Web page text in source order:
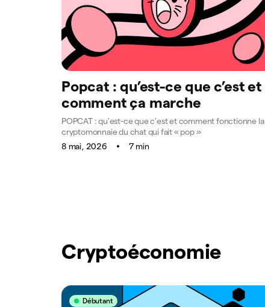
Popcat : qu’est-ce que c’est et
comment ça marche
POPCAT : qu'est-ce que c'est et comment fonctionne la
cryptomonnaie du chat qui fait « pop »
8 mai, 2026
7 min
Cryptoéconomie
Débutant